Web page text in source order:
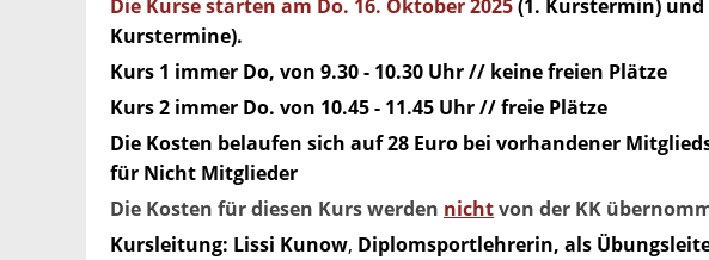
Die Kurse starten am Do. 16. Oktober 2025(1. Kurstermin) und
Kurstermine).
Kurs 1 immer Do, von 9.30 - 10.30 Uhr // keine freien Plätze
Kurs 2 immer Do. von 10.45 - 11.45 Uhr // freie Plätze
Die Kosten belaufen sich auf 28 Euro bei vorhandener
für Nicht Mitglieder
Die Kosten für diesen Kurs werden nichtvon der KK
Kursleitung: Lissi Kunow, Diplomsportlehrerin, als